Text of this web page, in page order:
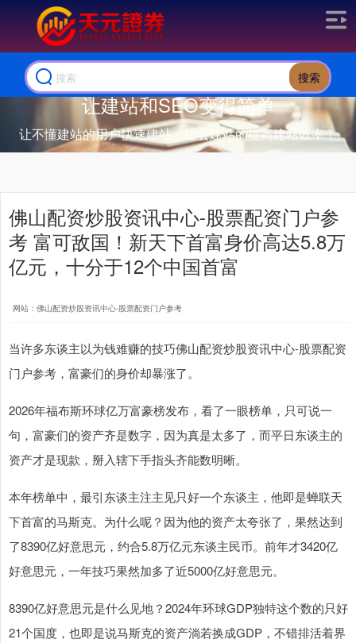
搜索
让建站和SEO变得简单
让不懂建站的用户快速建站，让会建站的提高建站效率！
佛山配资炒股资讯中心-股票配资门户参
考 富可敌国！新天下首富身价高达5.8万
亿元，十分于12个中国首富
网站：佛山配资炒股资讯中心-股票配资门户参考
当许多东谈主以为钱难赚的技巧佛山配资炒股资讯中心-股票配资
门户参考，富豪们的身价却暴涨了。
2026年福布斯环球亿万富豪榜发布，看了一眼榜单，只可说一
句，富豪们的资产齐是数字，因为真是太多了，而平日东谈主的
资产才是现款，掰入辖下手指头齐能数明晰。
本年榜单中，最引东谈主注主见只好一个东谈主，他即是蝉联天
下首富的马斯克。为什么呢？因为他的资产太夸张了，果然达到
了8390亿好意思元，约合5.8万亿元东谈主民币。前年才3420亿
好意思元，一年技巧果然加多了近5000亿好意思元。
8390亿好意思元是什么见地？2024年环球GDP独特这个数的只好
21个国度，也即是说马斯克的资产淌若换成GDP，不错排活着界